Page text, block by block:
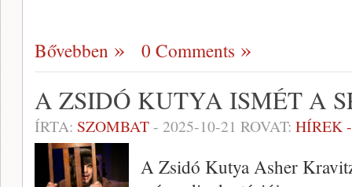
Bővebben 0 Comments
A ZSIDÓ KUTYA ISMÉT A
ÍRTA: SZOMBAT- 2025-10-21 ROVAT: HÍREK
A Zsidó Kutya Asher